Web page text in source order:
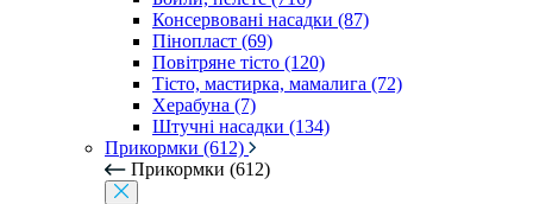
Консервовані насадки (87)
Пінопласт (69)
Повітряне тісто (120)
Тісто, мастирка, мамалига (72)
Херабуна (7)
Штучні насадки (134)
Прикормки (612)
Прикормки (612)